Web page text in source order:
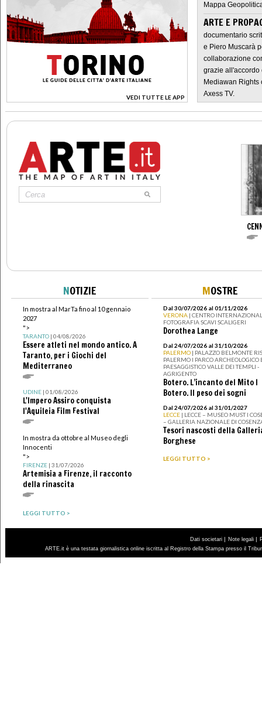
VEDI TUTTE LE APP
>
Mappa
ARTE E
documentario
e Piero Muscarà
collaborazione
grazie all'accordo
Mediawan
Axess TV.
NOTIZIE
In mostra al MarTa fino al 10 gennaio
2027
">
TARANTO| 04/08/2026
Essere atleti nel mondo antico. A
Taranto, per i Giochi del
Mediterraneo
UDINE| 01/08/2026
L'Impero Assiro conquista
l'Aquileia Film Festival
In mostra da ottobre al Museo degli
Innocenti
">
FIRENZE| 31/07/2026
Artemisia a Firenze, il racconto
della rinascita
LEGGI TUTTO >
MOSTRE
Dal 30/07/2026 al 01/11/2026
VERONA | CENTRO
FOTOGRAFIA SCAVI SCALIGERI
Dorothea Lange
Dal 24/07/2026 al 31/10/2026
PALERMO | PALAZZO BELMONTE
PALERMO I PARCO ARCHEOLOGICO
PAESAGGISTICO VALLE DEI TEMPLI -
AGRIGENTO
Botero. L’incanto del Mito I
Botero. Il peso dei sogni
Dal 24/07/2026 al 31/01/2027
LECCE | LECCE – MUSEO MUST I
– GALLERIA NAZIONALE DI
Tesori nascosti della
Borghese
LEGGI TUTTO >
Dati societari | Note legali |
ARTE.it è una testata giornalistica online iscritta al Registro della Stampa presso il